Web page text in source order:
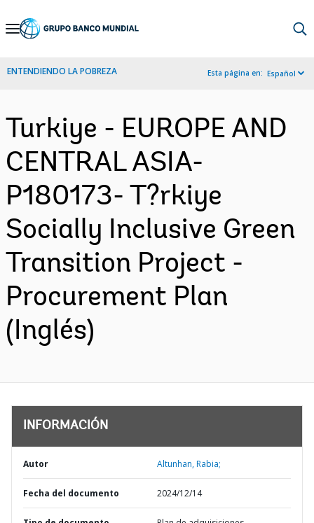
Skip
Navigation
ENTENDIENDO LA POBREZA Esta página en: Español
Turkiye - EUROPE AND
CENTRAL ASIA-
P180173- T?rkiye
Socially Inclusive Green
Transition Project -
Procurement Plan
(Inglés)
INFORMACIÓN
Autor Altunhan, Rabia;
Fecha del documento 2024/12/14